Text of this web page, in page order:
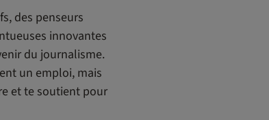
des penseurs
innovantes
du journalisme.
un emploi, mais
et te soutient pour